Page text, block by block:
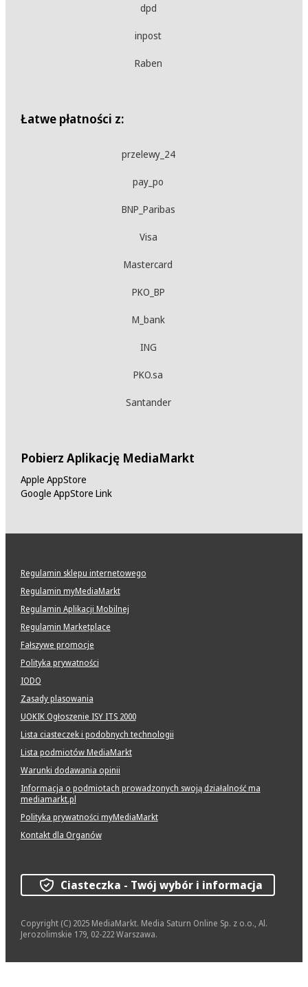
dpd
inpost
Raben
Łatwe płatności z:
przelewy_24
pay_po
BNP_Paribas
Visa
Mastercard
PKO_BP
M_bank
ING
PKO.sa
Santander
Pobierz Aplikację MediaMarkt
Apple AppStore
Google AppStore Link
Regulamin sklepu internetowego
Regulamin myMediaMarkt
Regulamin Aplikacji Mobilnej
Regulamin Marketplace
Fałszywe promocje
Polityka prywatności
IODO
Zasady plasowania
UOKIK Ogłoszenie ISY ITS 2000
Lista ciasteczek i podobnych technologii
Lista podmiotów MediaMarkt
Warunki dodawania opinii
Informacja o podmiotach prowadzonych swoją działalność ma
mediamarkt.pl
Polityka prywatności myMediaMarkt
Kontakt dla Organów
Ciasteczka - Twój wybór i informacja
Copyright (C) 2025 MediaMarkt. Media Saturn Online Sp. z o.o., Al.
Jerozolimskie 179, 02-222 Warszawa.